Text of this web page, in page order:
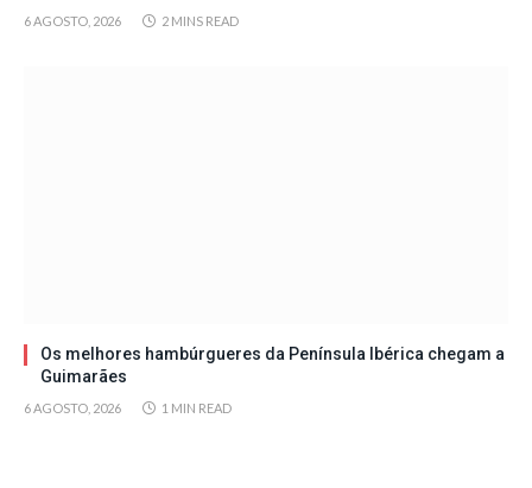
6 AGOSTO, 2026 2 MINS READ
Os melhores hambúrgueres da Península Ibérica chegam a
Guimarães
6 AGOSTO, 2026 1 MIN READ